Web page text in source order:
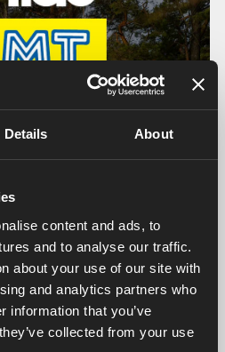
Details About
content and ads, to
and to analyse our traffic.
about your use of our site with
and analytics partners who
information that you’ve
collected from your use
in Stuttgart – zu
wir zahlreiche
unsere neueste
4000 D.